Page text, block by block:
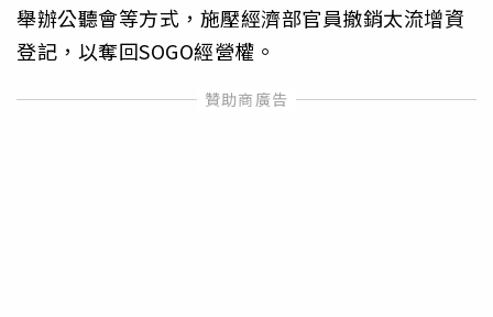
舉辦公聽會等方式，施壓經濟部官員撤銷太流增資
登記，以奪回SOGO經營權。